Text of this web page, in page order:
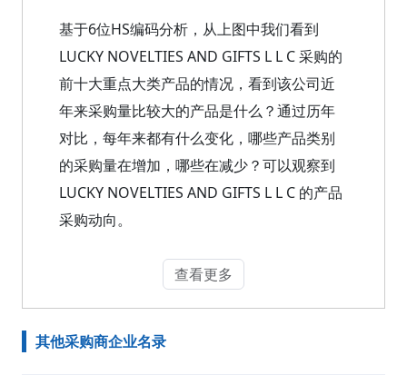
基于6位HS编码分析，从上图中我们看到
LUCKY NOVELTIES AND GIFTS L L C 采购的
前十大重点大类产品的情况，看到该公司近
年来采购量比较大的产品是什么？通过历年
对比，每年来都有什么变化，哪些产品类别
的采购量在增加，哪些在减少？可以观察到
LUCKY NOVELTIES AND GIFTS L L C 的产品
采购动向。
查看更多
其他采购商企业名录